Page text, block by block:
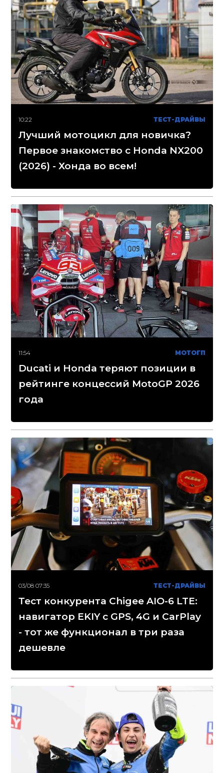
10:22 ТЕСТ-ДРАЙВЫ
Лучший мотоцикл для новичка?
Первое знакомство с Honda NX200
(2026) - Хонда во всем!
11:54 МОТОГП
Ducati и Honda теряют позиции в
рейтинге концессий MotoGP 2026
года
03/08 07:35 ТЕСТ-ДРАЙВЫ
Тест конкурента Chigee AIO-6 LTE:
навигатор EKIY с GPS, 4G и CarPlay
- тот же функционал в три раза
дешевле